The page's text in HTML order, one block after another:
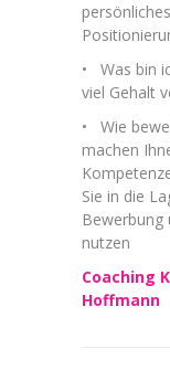
• Was bin
viel Gehalt
• Wie
machen
Sie in die
Bewerbung
nutzen
Coaching
Hoffmann